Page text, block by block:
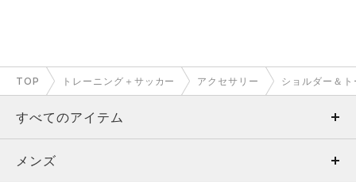
TOP トレーニング＋サッカー アクセサリー ショルダー＆
すべてのアイテム
メンズ
メンズ